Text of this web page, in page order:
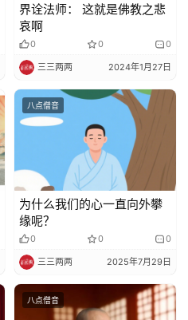
界诠法师： 这就是佛教之悲
哀啊
0 0 0
三三两两 2024年1月27日
八点僧音
为什么我们的心一直向外攀
缘呢？
0 0 0
三三两两 2025年7月29日
八点僧音